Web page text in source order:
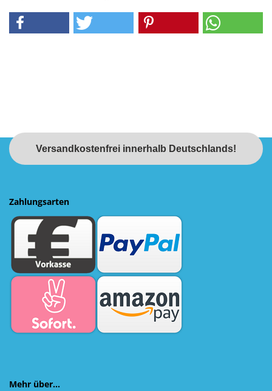
Versandkostenfrei innerhalb Deutschlands!
Zahlungsarten
Mehr über...